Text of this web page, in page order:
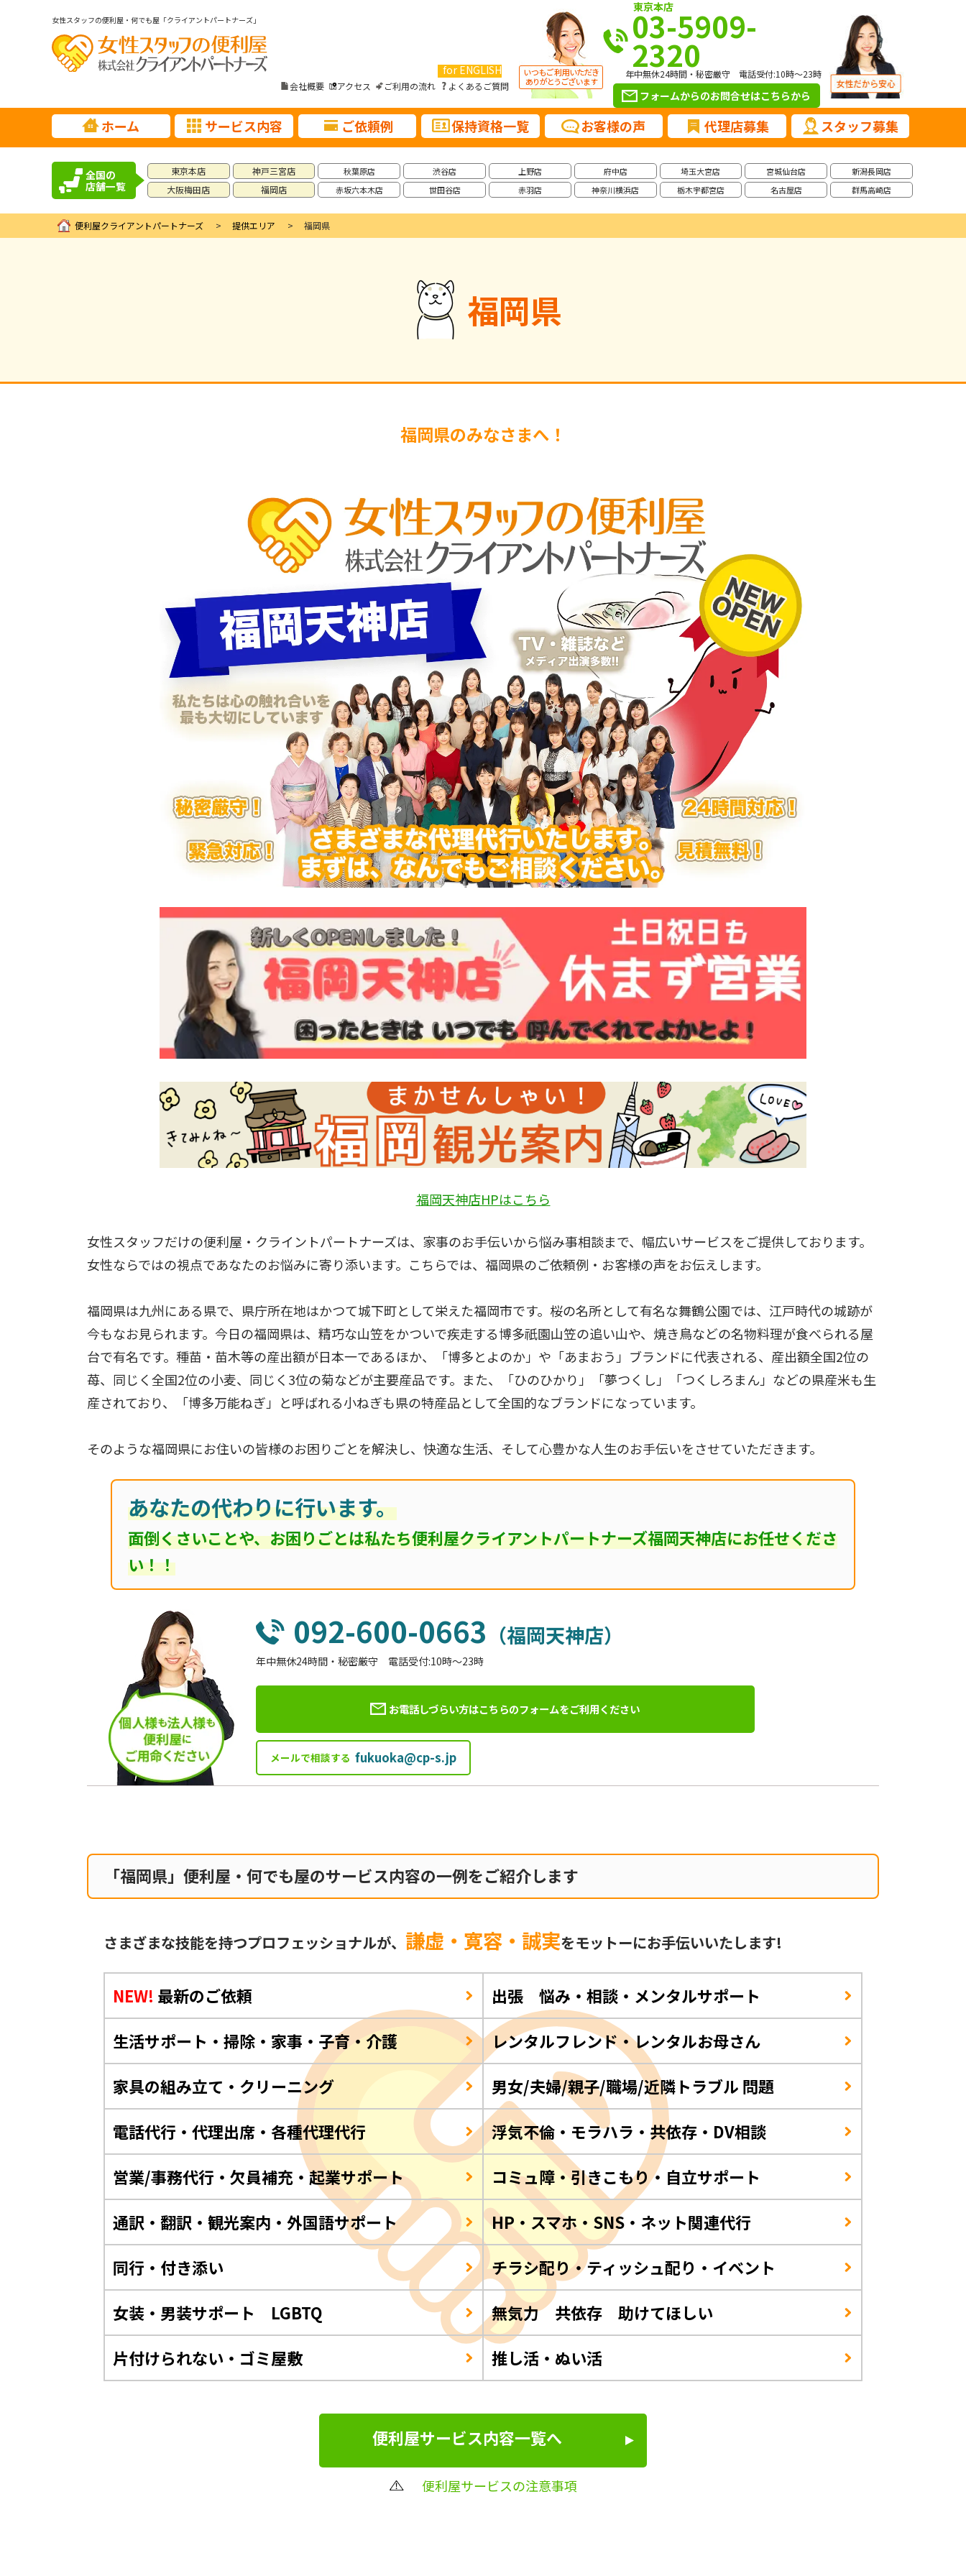
女性スタッフの便利屋・何でも屋「クライアントパートナーズ」
for ENGLISH
会社概要 アクセス ご利用の流れ よくあるご質問
東京本店
03-5909-
2320
年中無休24時間・秘密厳守 電話受付:10時～23時
フォームからのお問合せはこちらから
ホーム サービス内容 ご依頼例 保持資格一覧 お客様の声 代理店募集 スタッフ募集
全国の
店舗一覧
東京本店
大阪梅田店
神戸三宮店
福岡店
秋葉原店
赤坂六本木店
渋谷店
世田谷店
上野店
赤羽店
府中店
神奈川横浜店
埼玉大宮店
栃木宇都宮店
宮城仙台店
名古屋店
新潟長岡店
群馬高崎店
便利屋クライアントパートナーズ 提供エリア 福岡県
福岡県
福岡県のみなさまへ！
福岡天神店HPはこちら
女性スタッフだけの便利屋・クライントパートナーズは、家事のお手伝いから悩み事相談まで、幅広いサービスをご提供しております。
女性ならではの視点であなたのお悩みに寄り添います。こちらでは、福岡県のご依頼例・お客様の声をお伝えします。
福岡県は九州にある県で、県庁所在地はかつて城下町として栄えた福岡市です。桜の名所として有名な舞鶴公園では、江戸時代の城跡が
今もなお見られます。今日の福岡県は、精巧な山笠をかついで疾走する博多祇園山笠の追い山や、焼き鳥などの名物料理が食べられる屋
台で有名です。種苗・苗木等の産出額が日本一であるほか、「博多とよのか」や「あまおう」ブランドに代表される、産出額全国2位の
苺、同じく全国2位の小麦、同じく3位の菊などが主要産品です。また、「ひのひかり」「夢つくし」「つくしろまん」などの県産米も生
産されており、「博多万能ねぎ」と呼ばれる小ねぎも県の特産品として全国的なブランドになっています。
そのような福岡県にお住いの皆様のお困りごとを解決し、快適な生活、そして心豊かな人生のお手伝いをさせていただきます。
あなたの代わりに行います。
面倒くさいことや、お困りごとは私たち便利屋クライアントパートナーズ福岡天神店にお任せくださ
い！！
092-600-0663 （福岡天神店）
年中無休24時間・秘密厳守 電話受付:10時～23時
お電話しづらい方はこちらのフォームをご利用ください
メールで相談する fukuoka@cp-s.jp
「福岡県」便利屋・何でも屋のサービス内容の一例をご紹介します
さまざまな技能を持つプロフェッショナルが、謙虚・寛容・誠実をモットーにお手伝いいたします!
NEW! 最新のご依頼
出張 悩み・相談・メンタルサポート
生活サポート・掃除・家事・子育・介護
レンタルフレンド・レンタルお母さん
家具の組み立て・クリーニング
男女/夫婦/親子/職場/近隣トラブル 問題
電話代行・代理出席・各種代理代行
浮気不倫・モラハラ・共依存・DV相談
営業/事務代行・欠員補充・起業サポート
コミュ障・引きこもり・自立サポート
通訳・翻訳・観光案内・外国語サポート
HP・スマホ・SNS・ネット関連代行
同行・付き添い
チラシ配り・ティッシュ配り・イベント
女装・男装サポート LGBTQ
無気力 共依存 助けてほしい
片付けられない・ゴミ屋敷
推し活・ぬい活
便利屋サービス内容一覧へ
便利屋サービスの注意事項